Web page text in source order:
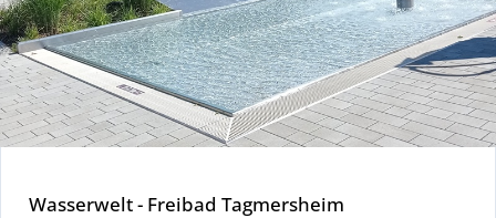
Wasserwelt - Freibad Tagmersheim